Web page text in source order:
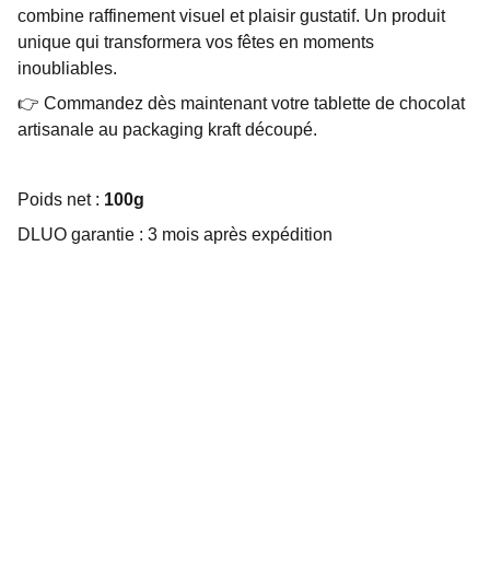
combine raffinement visuel et plaisir gustatif. Un produit
unique qui transformera vos fêtes en moments
inoubliables.
👉 Commandez dès maintenant votre tablette de chocolat
artisanale au packaging kraft découpé.
Poids net : 100g
DLUO garantie : 3 mois après expédition